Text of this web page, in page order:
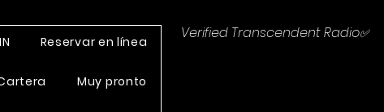
Reservar en línea
Muy pronto
Verified Transcendent Radio✅